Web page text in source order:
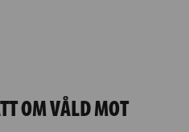
OM VÅLD MOT